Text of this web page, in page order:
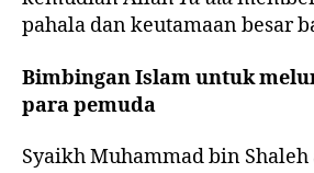
pahala dan keutamaan besar
Bimbingan Islam untuk
para pemuda
Syaikh Muhammad bin Shaleh